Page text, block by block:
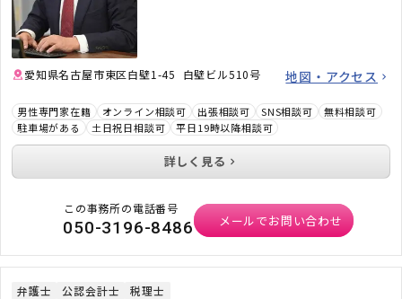
愛知県名古屋市東区白壁1-45 白壁ビル510号 地図・アクセス
男性専門家在籍 オンライン相談可 出張相談可 SNS相談可
無料相談可
駐車場がある
土日祝日相談可 平日19時以降相談可
詳しく見る
この事務所の電話番号
050-3196-8486 メールでお問い合わせ
弁護士 公認会計士 税理士